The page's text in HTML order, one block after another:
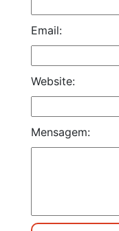
Email:
Website:
Mensagem: